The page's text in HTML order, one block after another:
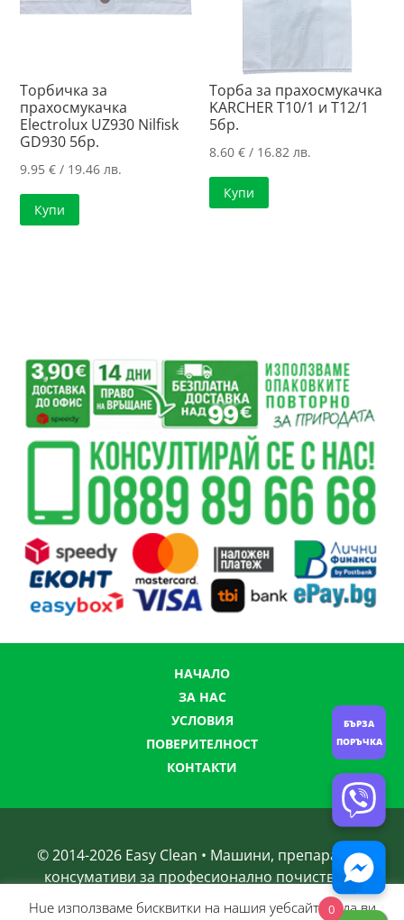
Торбичка за
прахосмукачка
Electrolux UZ930 Nilfisk
GD930 5бр.
9.95€ / 19.46 лв.
Купи
Торба за прахосмукачка
KARCHER T10/1 и T12/1
5бр.
8.60€ / 16.82 лв.
Купи
НАЧАЛО
ЗА НАС
УСЛОВИЯ
ПОВЕРИТЕЛНОСТ
КОНТАКТИ
© 2014-2026 Easy Clean • Машини, препарати и
консумативи за професионално почистване
Нue използвамe бисквитки на нашия уебсайт, за да ви
0
БЪРЗА
ПОРЪЧКА